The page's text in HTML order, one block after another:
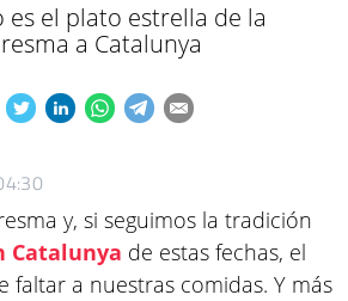
es el plato estrella de la
a Catalunya
y, si seguimos la tradición
Catalunya de estas fechas, el
faltar a nuestras comidas. Y más